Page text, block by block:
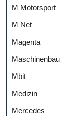
M Motorsport
M Net
Magenta
Maschinenbau
Mbit
Medizin
Mercedes